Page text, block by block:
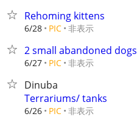
Rehoming kittens
6/28 PIC 非表示
2 small abandoned dogs
6/27 PIC 非表示
Dinuba
Terrariums/ tanks
6/26 PIC 非表示